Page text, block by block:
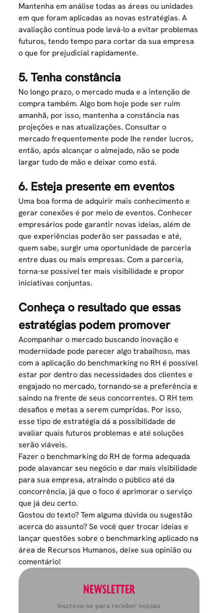
Mantenha em análise todas as áreas ou unidades
em que foram aplicadas as novas estratégias. A
avaliação contínua pode levá-lo a evitar problemas
futuros, tendo tempo para cortar da sua empresa
o que for prejudicial rapidamente.
5. Tenha constância
No longo prazo, o mercado muda e a intenção de
compra também. Algo bom hoje pode ser ruim
amanhã, por isso, mantenha a constância nas
projeções e nas atualizações. Consultar o
mercado frequentemente pode lhe render lucros,
então, após alcançar o almejado, não se pode
largar tudo de mão e deixar como está.
6. Esteja presente em eventos
Uma boa forma de adquirir mais conhecimento e
gerar conexões é por meio de eventos. Conhecer
empresários pode garantir novas ideias, além de
que experiências poderão ser passadas e até,
quem sabe, surgir uma oportunidade de parceria
entre duas ou mais empresas. Com a parceria,
torna-se possível ter mais visibilidade e propor
iniciativas conjuntas.
Conheça o resultado que essas
estratégias podem promover
Acompanhar o mercado buscando inovação e
modernidade pode parecer algo trabalhoso, mas
com a aplicação do benchmarking no RH é possível
estar por dentro das necessidades dos clientes e
engajado no mercado, tornando-se a preferência e
saindo na frente de seus concorrentes. O RH tem
desafios e metas a serem cumpridas. Por isso,
esse tipo de estratégia dá a possibilidade de
avaliar quais futuros problemas e até soluções
serão viáveis.
Fazer o benchmarking do RH de forma adequada
pode alavancar seu negócio e dar mais visibilidade
para sua empresa, atraindo o público até da
concorrência, já que o foco é aprimorar o serviço
que já deu certo.
Gostou do texto? Tem alguma dúvida ou sugestão
acerca do assunto? Se você quer trocar ideias e
lançar questões sobre o benchmarking aplicado na
área de Recursos Humanos, deixe sua opinião ou
comentário!
NEWSLETTER
Inscreva-se para receber nossas